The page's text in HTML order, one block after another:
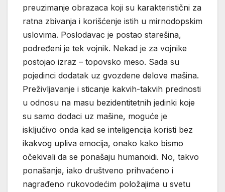
preuzimanje obrazaca koji su karakteristični za
ratna zbivanja i korišćenje istih u mirnodopskim
uslovima. Poslodavac je postao starešina,
podređeni je tek vojnik. Nekad je za vojnike
postojao izraz – topovsko meso. Sada su
pojedinci dodatak uz gvozdene delove mašina.
Preživljavanje i sticanje kakvih-takvih prednosti
u odnosu na masu bezidentitetnih jedinki koje
su samo dodaci uz mašine, moguće je
isključivo onda kad se inteligencija koristi bez
ikakvog upliva emocija, onako kako bismo
očekivali da se ponašaju humanoidi. No, takvo
ponašanje, iako društveno prihvaćeno i
nagrađeno rukovodećim položajima u svetu